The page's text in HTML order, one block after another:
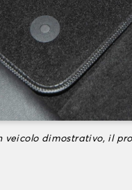
veicolo dimostrativo, il